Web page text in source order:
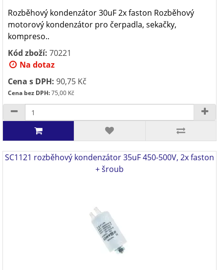
Rozběhový kondenzátor 30uF 2x faston Rozběhový
motorový kondenzátor pro čerpadla, sekačky,
kompreso..
Kód zboží: 70221
Na dotaz
Cena s DPH: 90,75 Kč
Cena bez DPH:75,00 Kč
SC1121 rozběhový kondenzátor 35uF 450-500V, 2x faston
+ šroub